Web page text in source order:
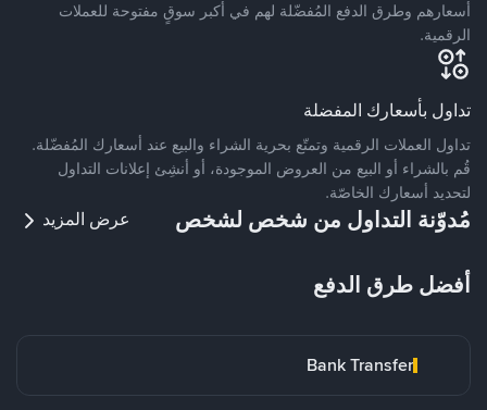
أسعارهم وطرق الدفع المُفضّلة لهم في أكبر سوقٍ مفتوحة للعملات
الرقمية.
تداول بأسعارك المفضلة
تداول العملات الرقمية وتمتّع بحرية الشراء والبيع عند أسعارك المُفضّلة.
قُم بالشراء أو البيع من العروض الموجودة، أو أنشِئ إعلانات التداول
لتحديد أسعارك الخاصّة.
مُدوّنة التداول من شخص لشخص عرض المزيد
أفضل طرق الدفع
Bank Transfer